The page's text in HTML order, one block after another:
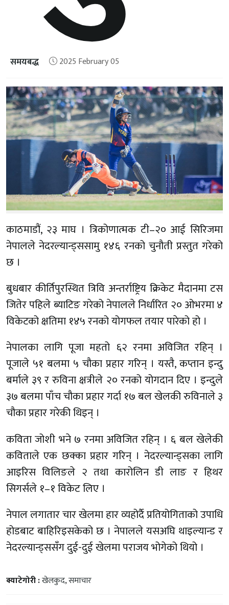
समयबद्ध 2025 February 05
काठमाडौं, २३ माघ । त्रिकोणात्मक टी–२० आई सिरिजमा
नेपालले नेदरल्यान्ड्ससामु १४६ रनको चुनौती प्रस्तुत गरेको
छ ।
बुधबार कीर्तिपुरस्थित त्रिवि अन्तर्राष्ट्रिय क्रिकेट मैदानमा टस
जितेर पहिले ब्याटिङ गरेको नेपालले निर्धारित २० ओभरमा ४
विकेटको क्षतिमा १४५ रनको योगफल तयार पारेको हो ।
नेपालका लागि पूजा महतो ६२ रनमा अविजित रहिन् ।
पूजाले ५१ बलमा ५ चौका प्रहार गरिन् । यस्तै, कप्तान इन्दु
बर्माले ३९ र रुविना क्षत्रीले २० रनको योगदान दिए । इन्दुले
३७ बलमा पाँच चौका प्रहार गर्दा १७ बल खेलकी रुविनाले ३
चौका प्रहार गरेकी थिइन् ।
कविता जोशी भने ७ रनमा अविजित रहिन् । ६ बल खेलेकी
कविताले एक छक्का प्रहार गरिन् । नेदरल्यान्ड्सका लागि
आइरिस विलिङले २ तथा कारोलिन डी लाङ र हिथर
सिगर्सले १–१ विकेट लिए ।
नेपाल लगातार चार खेलमा हार व्यहोर्दै प्रतियोगिताको उपाधि
होडबाट बाहिरिइसकेको छ । नेपालले यसअघि थाइल्यान्ड र
नेदरल्यान्ड्ससँग दुई-दुई खेलमा पराजय भोगेको थियो ।
क्याटेगोरी :खेलकुद,समाचार